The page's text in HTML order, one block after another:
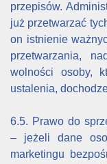
przepisów.
już przetwarzać
on istnienie
przetwarzania,
wolności osoby,
ustalenia,
6.5. Prawo do
– jeżeli dane
marketingu